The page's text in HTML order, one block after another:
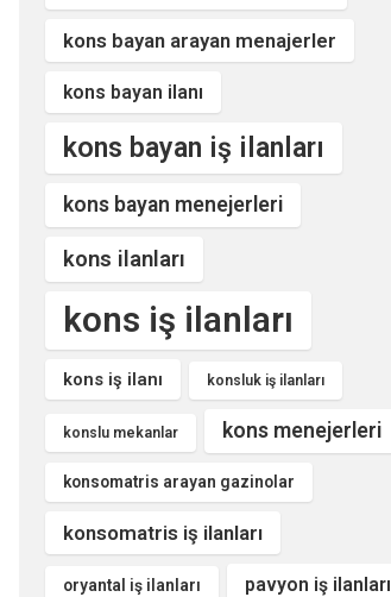
kons bayan arayan menajerler
kons bayan ilanı
kons bayan iş ilanları
kons bayan menejerleri
kons ilanları
kons iş ilanları
kons iş ilanı konsluk iş ilanları
konslu mekanlar kons menejerleri
konsomatris arayan gazinolar
konsomatris iş ilanları
oryantal iş ilanları pavyon iş ilanları